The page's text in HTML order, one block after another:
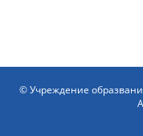
©Учреждение